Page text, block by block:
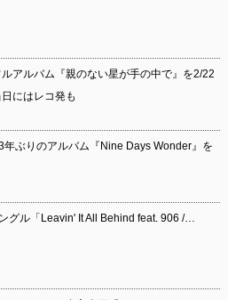
アルバム『親のない星が手の中で』を2/22
にはレコ発も
ぶりのアルバム『Nine Days Wonder』を
グル「Leavin' It All Behind feat. 906 /…